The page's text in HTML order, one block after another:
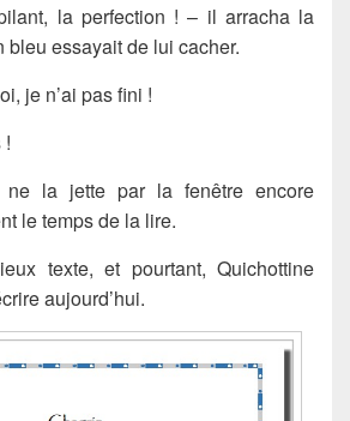
la perfection ! – il arracha la
essayait de lui cacher.
je n’ai pas fini !
!
ne la jette par la fenêtre encore
le temps de la lire.
texte, et pourtant, Quichottine
aujourd’hui.